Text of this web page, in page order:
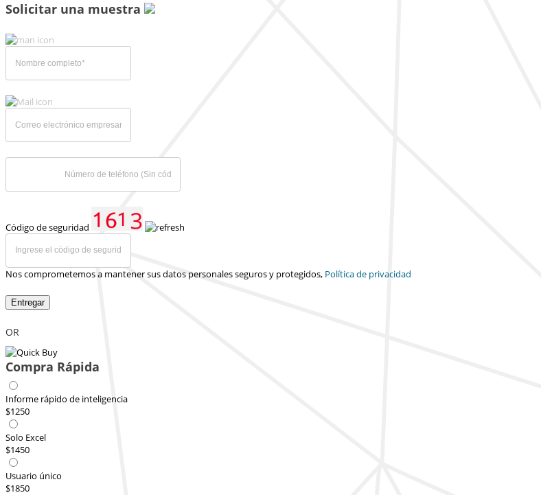
Solicitar una muestra
Código de seguridad
Nos comprometemos a mantener sus datos personales seguros y protegidos, Política de privacidad
Entregar
OR
Compra Rápida
Informe rápido de inteligencia
$1250
Solo Excel
$1450
Usuario único
$1850